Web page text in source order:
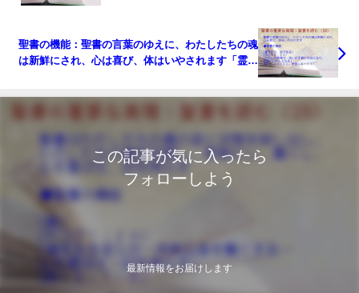
聖書の機能：聖書の言葉のゆえに、わたしたちの魂
は新鮮にされ、心は喜び、体はいやされます「霊で
この記事が気に入ったら
フォローしよう
最新情報をお届けします